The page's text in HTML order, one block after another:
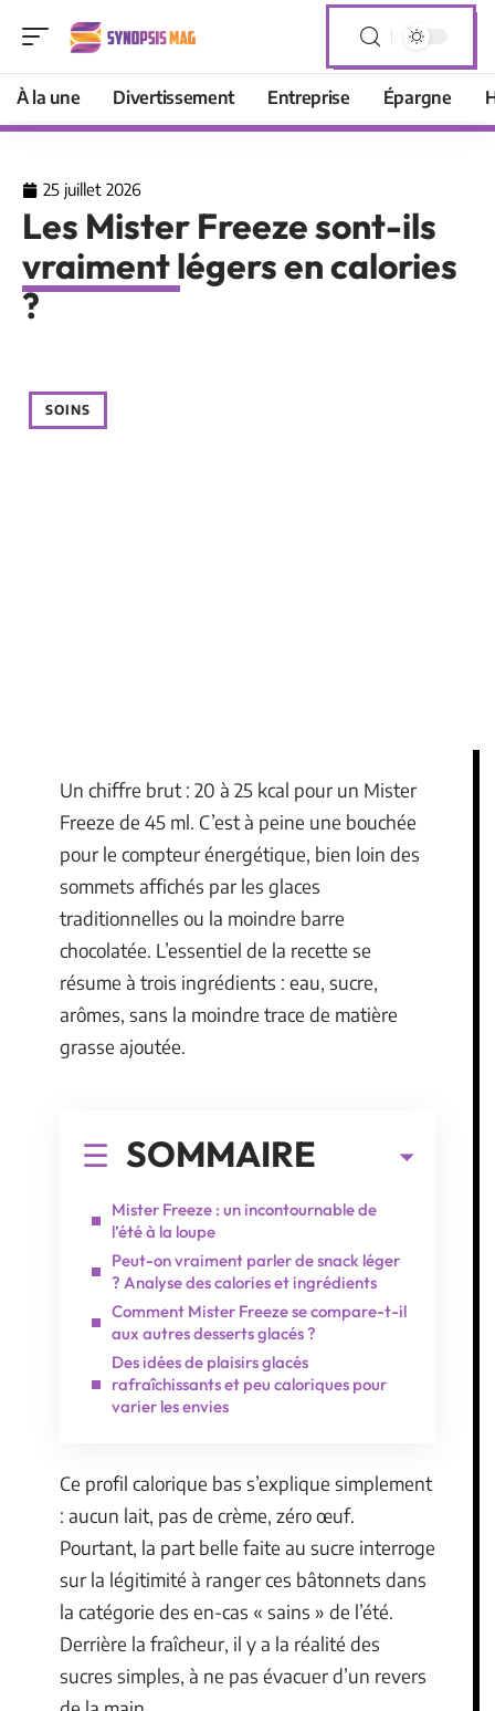
À la une Divertissement Entreprise Épargne
25 juillet 2026
Les Mister Freeze sont-ils
vraiment légers en calories
?
SOINS
Un chiffre brut : 20 à 25 kcal pour un Mister
Freeze de 45 ml. C’est à peine une bouchée
pour le compteur énergétique, bien loin des
sommets affichés par les glaces
traditionnelles ou la moindre barre
chocolatée. L’essentiel de la recette se
résume à trois ingrédients : eau, sucre,
arômes, sans la moindre trace de matière
grasse ajoutée.
SOMMAIRE
Mister Freeze : un incontournable de
l’été à la loupe
Peut-on vraiment parler de snack léger
? Analyse des calories et ingrédients
Comment Mister Freeze se compare-t-il
aux autres desserts glacés ?
Des idées de plaisirs glacés
rafraîchissants et peu caloriques pour
varier les envies
Ce profil calorique bas s’explique simplement
: aucun lait, pas de crème, zéro œuf.
Pourtant, la part belle faite au sucre interroge
sur la légitimité à ranger ces bâtonnets dans
la catégorie des en-cas « sains » de l’été.
Derrière la fraîcheur, il y a la réalité des
sucres simples, à ne pas évacuer d’un revers